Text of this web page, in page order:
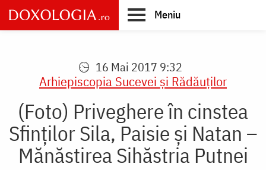
Skip
to
main
Meniu
16 Mai 2017 9:32
Arhiepiscopia Sucevei şi Rădăuţilor
(Foto) Priveghere în cinstea
Sfinților Sila, Paisie și Natan –
Mănăstirea Sihăstria Putnei